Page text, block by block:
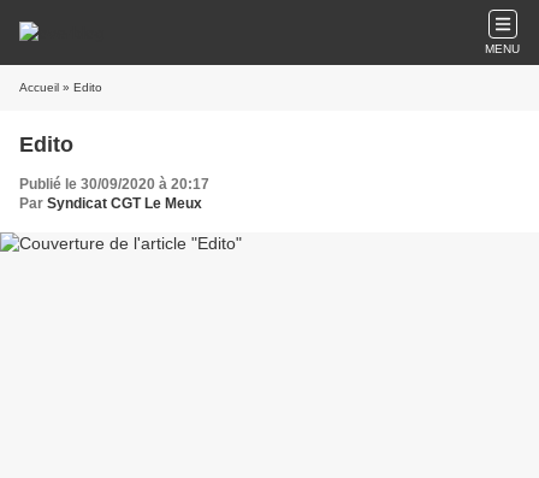
MENU
Accueil » Edito
Edito
Publié le 30/09/2020 à 20:17
Par Syndicat CGT Le Meux